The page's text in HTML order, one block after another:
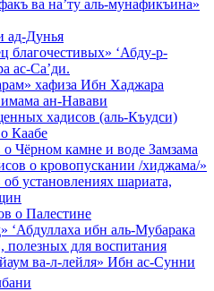
ва на’ту аль-мунафикъина»
ад-Дунья
благочестивых» ‘Абду-р-
ас-Са’ди.
хафиза Ибн Хаджара
ан-Навави
хадисов (аль-Къудси)
Каабе
Чёрном камне и воде Замзама
о кровопускании /хиджама/»
установлениях шариата,
о Палестине
‘Абдуллаха ибн аль-Мубарака
полезных для воспитания
ва-л-лейля» Ибн ас-Сунни